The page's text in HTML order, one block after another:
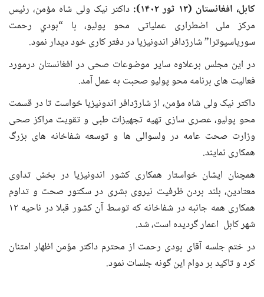
کابل، افغانستان (۱۳ ثور ۱۴۰۲):
داکتر نیک ولی شاه مؤمن، رئیس
مرکز ملی اضطراری عملیاتی محو پولیو، با “بودي رحمت
سوریاسپوترا” شارژدافر اندونیزیا در دفتر کاری خود دیدار نمود.
در این مجلس برعلاوه سایر موضوعات صحی در افغانستان درمورد
فعالیت های برنامه محو پولیو صحبت به عمل آمد.
داکتر نیک ولی شاه مؤمن، از شارژدافر اندونیزیا خواست تا در قسمت
محو پولیو، عصری سازی تهیه تجهیزات طبی و تقویت مراکز صحی
وزارت صحت عامه در ولسوالی ها و توسعه شفاخانه های بزرگ
همکاری نمایند.
همچنان ایشان خواستار همکاری کشور اندونیزیا در بخش تداوی
معتادین، بلند بردن ظرفیت نیروی بشری در سکتور صحت و تداوم
همکاری همه جانبه در شفاخانه که توسط آن کشور قبلا در ناحیه ۱۲
شهر کابل اعمار گردیده است، شد.
در ختم جلسه آقای بودی رحمت از محترم داکتر مؤمن اظهار امتنان
کرد و تاکید بر دوام این گونه جلسات نمود.